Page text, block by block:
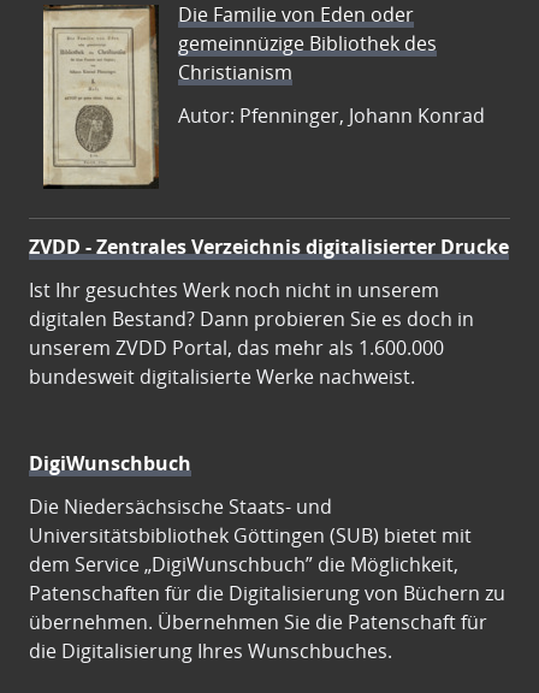
Die Familie von Eden oder
gemeinnüzige Bibliothek des
Christianism
Autor: Pfenninger, Johann Konrad
ZVDD - Zentrales Verzeichnis digitalisierter Drucke
Ist Ihr gesuchtes Werk noch nicht in unserem
digitalen Bestand? Dann probieren Sie es doch in
unserem ZVDD Portal, das mehr als 1.600.000
bundesweit digitalisierte Werke nachweist.
DigiWunschbuch
Die Niedersächsische Staats- und
Universitätsbibliothek Göttingen (SUB) bietet mit
dem Service „DigiWunschbuch” die Möglichkeit,
Patenschaften für die Digitalisierung von Büchern zu
übernehmen. Übernehmen Sie die Patenschaft für
die Digitalisierung Ihres Wunschbuches.